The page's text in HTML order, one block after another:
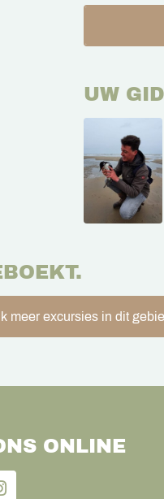
UW
meer excursies in dit
ONLINE